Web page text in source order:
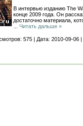
В интервью изданию The
конце 2009 года. Он
достаточно материала,
Читать дальше »
575 | Дата: 2010-09-06 |